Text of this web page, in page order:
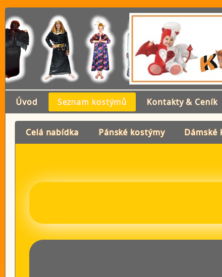
Úvod Seznam kostýmů Kontakty & Ceník
Celá nabídka Pánské kostýmy Dámské